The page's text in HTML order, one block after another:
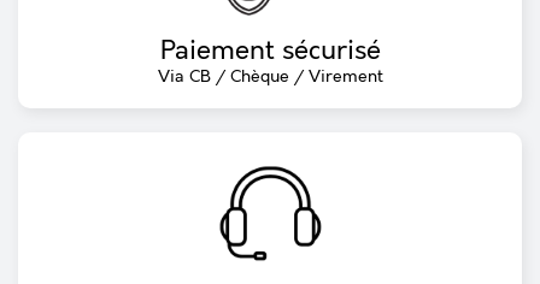
Paiement sécurisé
Via CB / Chèque / Virement